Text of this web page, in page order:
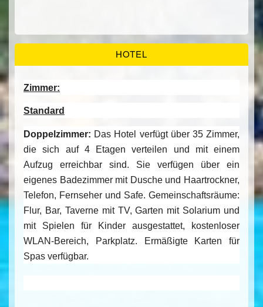
HOTEL
Zimmer:
Standard
Doppelzimmer: Das Hotel verfügt über 35 Zimmer,
die sich auf 4 Etagen verteilen und mit einem
Aufzug erreichbar sind. Sie verfügen über ein
eigenes Badezimmer mit Dusche und Haartrockner,
Telefon, Fernseher und Safe. Gemeinschaftsräume:
Flur, Bar, Taverne mit TV, Garten mit Solarium und
mit Spielen für Kinder ausgestattet, kostenloser
WLAN-Bereich, Parkplatz. Ermäßigte Karten für
Spas verfügbar.